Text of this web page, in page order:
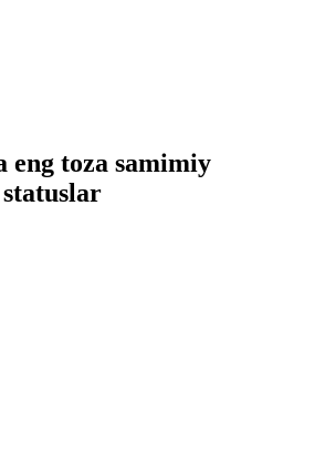
eng toza samimiy